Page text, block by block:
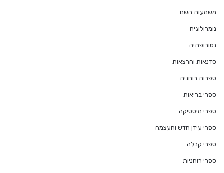
משמעות השם
נומרולוגיה
נטורופתיה
סדנאות והרצאות
ספרות רוחנית
ספרי בריאות
ספרי מיסטיקה
ספרי עידן חדש והעצמה
ספרי קבלה
ספרי רוחניות